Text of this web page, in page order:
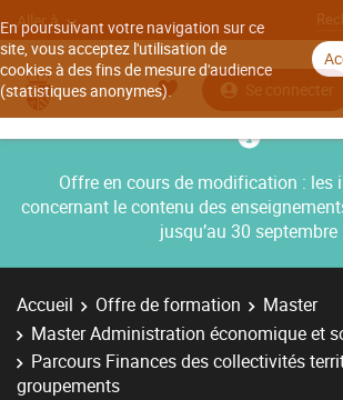
En poursuivant votre navigation sur ce
site, vous acceptez l'utilisation de
cookies à des fins de mesure d'audience
(statistiques anonymes).
Aller à
Se connecter
Offre en cours de modification : les
concernant le contenu des
jusqu’au 30 septembre
Accueil Offre de formation
Master
Master Administration économique et
Parcours Finances des collectivités
groupements